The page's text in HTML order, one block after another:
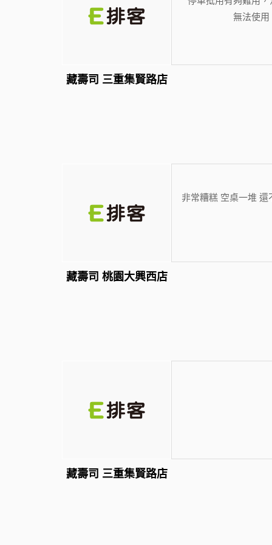
無法使
藏壽司 三重集賢路店
非常糟糕 空桌一堆
藏壽司 桃園大興西店
藏壽司 三重集賢路店